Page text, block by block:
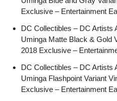
Exclusive – Entertainment
DC Collectibles – DC Artists
Uminga Matte Black & Gold
2018 Exclusive –
DC Collectibles – DC Artists
Uminga Flashpoint Variant
Exclusive – Entertainment